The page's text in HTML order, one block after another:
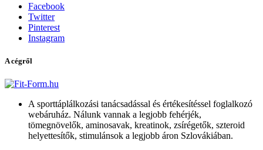
Facebook
Twitter
Pinterest
Instagram
A cégről
A sporttáplálkozási tanácsadással és értékesítéssel foglalkozó
webáruház. Nálunk vannak a legjobb fehérjék,
tömegnövelők, aminosavak, kreatinok, zsírégetők, szteroid
helyettesítők, stimulánsok a legjobb áron Szlovákiában.